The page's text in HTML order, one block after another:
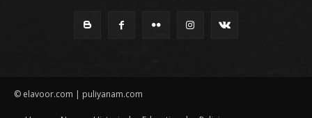
© elavoor.com | puliyanam.com